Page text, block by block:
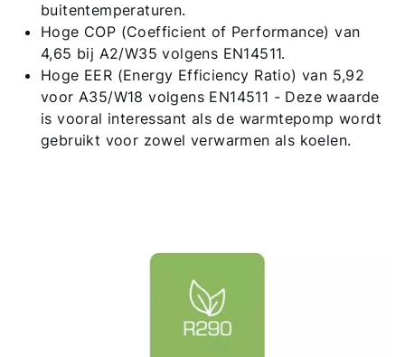
buitentemperaturen.
Hoge COP (Coefficient of Performance) van
4,65 bij A2/W35 volgens EN14511.
Hoge EER (Energy Efficiency Ratio) van 5,92
voor A35/W18 volgens EN14511 - Deze waarde
is vooral interessant als de warmtepomp wordt
gebruikt voor zowel verwarmen als koelen.
Hallo!
Hoe kunnen wij u helpen?
Contactformulier
Mail de WOLF Service